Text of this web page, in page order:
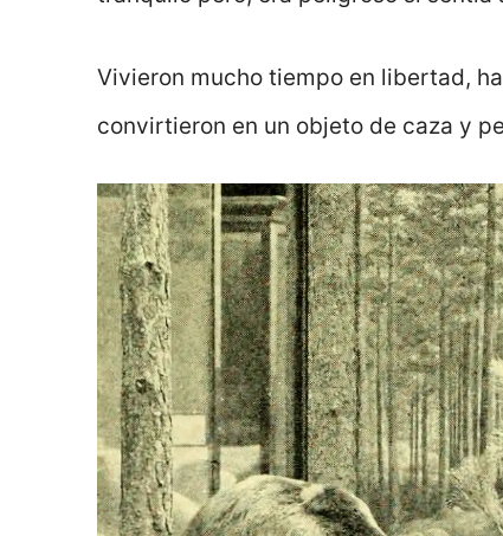
Vivieron mucho tiempo en libertad,
convirtieron en un objeto de caza y